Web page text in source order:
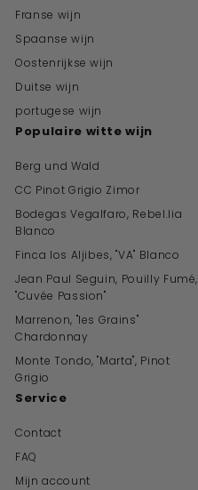
Franse wijn
Spaanse wijn
Oostenrijkse wijn
Duitse wijn
portugese wijn
Populaire witte wijn
Berg und Wald
CC Pinot Grigio Zimor
Bodegas Vegalfaro, Rebel.lia
Blanco
Finca los Aljibes, "VA" Blanco
Jean Paul Seguin, Pouilly Fumé,
"Cuvée Passion"
Marrenon, "les Grains"
Chardonnay
Monte Tondo, "Marta", Pinot
Grigio
Service
Contact
FAQ
Mijn account